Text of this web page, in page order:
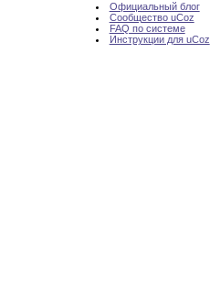
Официальный блог
Сообщество uCoz
FAQ по системе
Инструкции для uCoz